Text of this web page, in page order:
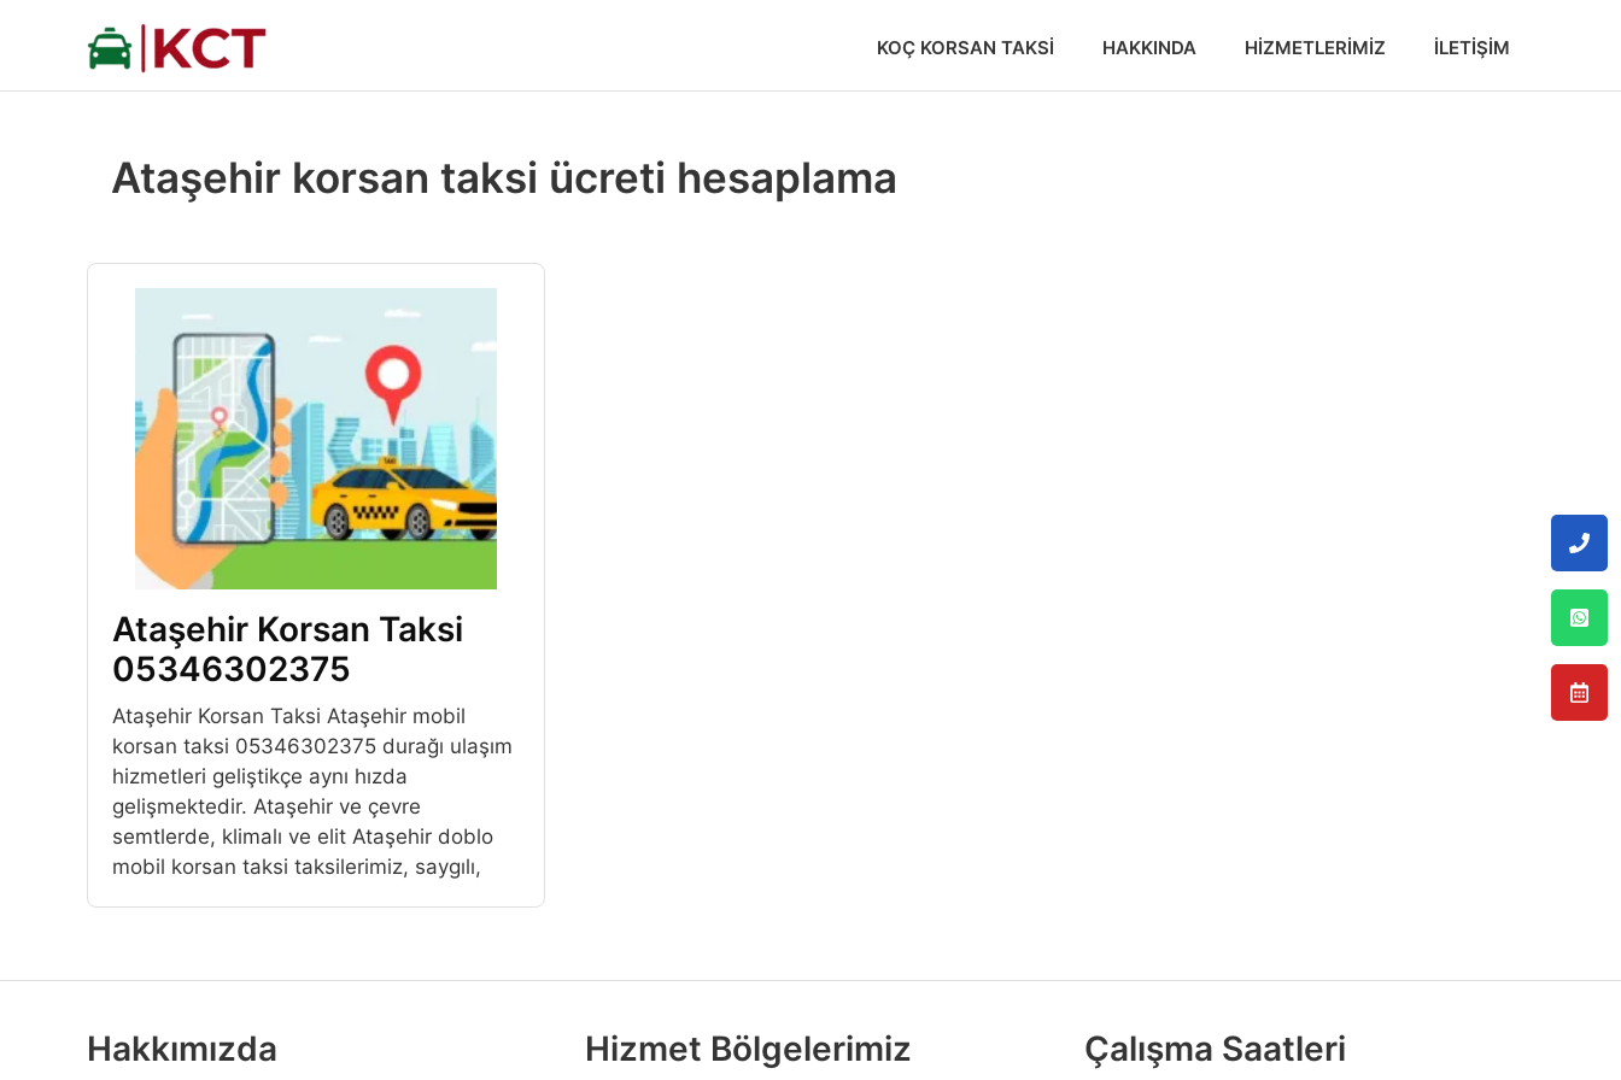
KOÇ KORSAN TAKSI HAKKINDA HIZMETLERIMIZ İLETIŞIM
Ataşehir korsan taksi ücreti hesaplama
Ataşehir Korsan Taksi
05346302375
Ataşehir Korsan Taksi Ataşehir mobil
korsan taksi 05346302375 durağı ulaşım
hizmetleri geliştikçe aynı hızda
gelişmektedir. Ataşehir ve çevre
semtlerde, klimalı ve elit Ataşehir doblo
mobil korsan taksi taksilerimiz, saygılı,
Hakkımızda Hizmet Bölgelerimiz Çalışma Saatleri